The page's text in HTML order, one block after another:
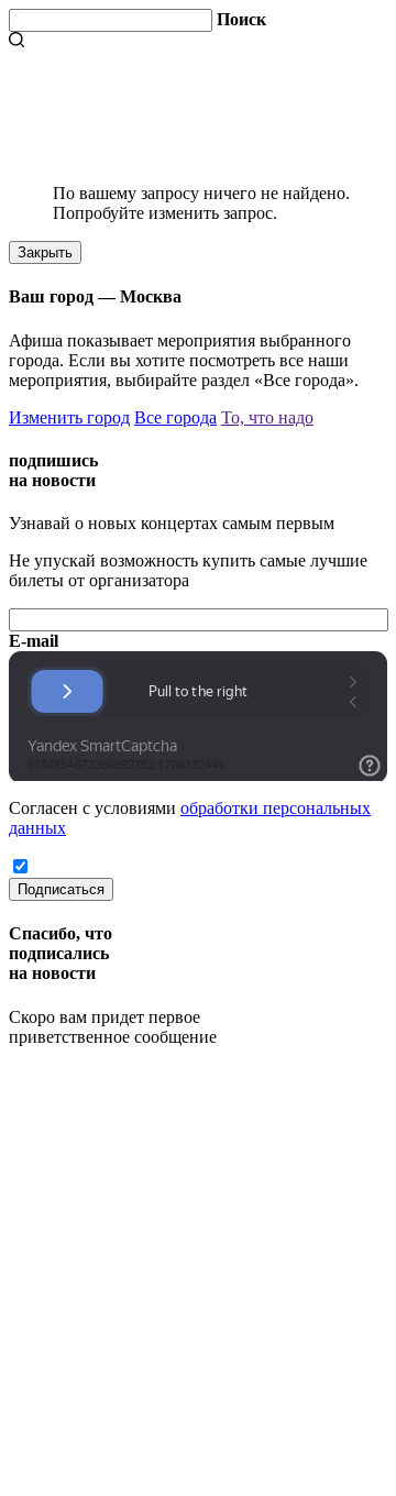
Поиск
По вашему запросу ничего не найдено.
Попробуйте изменить запрос.
Закрыть
Ваш город —Москва
Афиша показывает мероприятия выбранного
города. Если вы хотите посмотреть все наши
мероприятия, выбирайте раздел «Все города».
Изменить город Все города То, что надо
подпишись
на новости
Узнавай о новых концертах самым первым
Не упускай возможность купить самые лучшие
билеты от организатора
E-mail
Согласен с условиями обработки персональных
данных
Подписаться
Спасибо, что
подписались
на новости
Скоро вам придет первое
приветственное сообщение